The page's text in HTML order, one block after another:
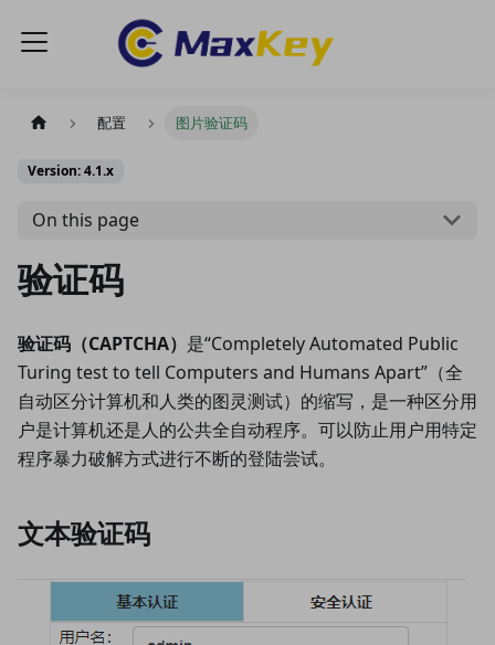
配置 图片验证码
Version: 4.1.x
On this page
验证码
验证码（CAPTCHA） 是“Completely Automated Public
Turing test to tell Computers and Humans Apart”（全
自动区分计算机和人类的图灵测试）的缩写，是一种区分用
户是计算机还是人的公共全自动程序。可以防止用户用特定
程序暴力破解方式进行不断的登陆尝试。
文本验证码